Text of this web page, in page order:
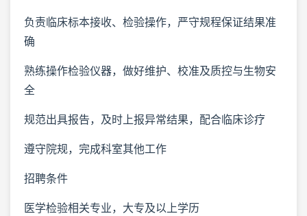
负责临床标本接收、检验操作，严守规程保证结果准
确
熟练操作检验仪器，做好维护、校准及质控与生物安
全
规范出具报告，及时上报异常结果，配合临床诊疗
遵守院规，完成科室其他工作
招聘条件
医学检验相关专业，大专及以上学历